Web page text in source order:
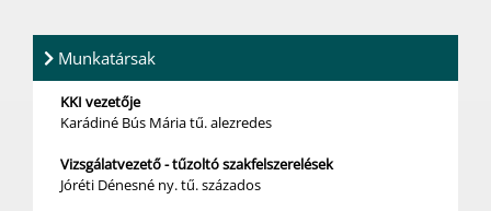
Munkatársak
KKI vezetője
Karádiné Bús Mária tű. alezredes
Vizsgálatvezető - tűzoltó szakfelszerelések
Jóréti Dénesné ny. tű. százados